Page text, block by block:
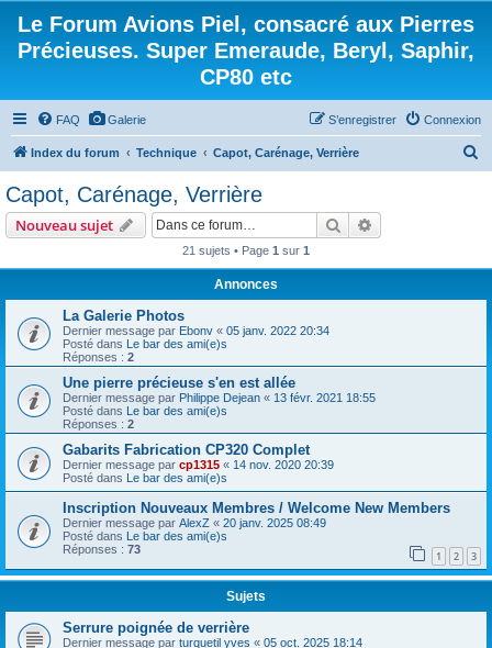
Le Forum Avions Piel, consacré aux Pierres
Précieuses. Super Emeraude, Beryl, Saphir,
CP80 etc
FAQ Galerie Connexion
S’enregistrer
Index du forum Technique Capot, Carénage, Verrière
Capot, Carénage, Verrière
Nouveau sujet Rechercher
21 sujets • Page 1 sur 1
Annonces
La Galerie Photos
Dernier message par Ebonv « 05 janv. 2022 20:34
Posté dans Le bar des ami(e)s
Réponses : 2
Une pierre précieuse s'en est allée
Dernier message par Philippe Dejean « 13 févr. 2021 18:55
Posté dans Le bar des ami(e)s
Réponses : 2
Gabarits Fabrication CP320 Complet
Dernier message par cp1315 « 14 nov. 2020 20:39
Posté dans Le bar des ami(e)s
Inscription Nouveaux Membres / Welcome New Members
Dernier message par AlexZ « 20 janv. 2025 08:49
Posté dans Le bar des ami(e)s
Réponses : 73 1 2 3
Sujets
Serrure poignée de verrière
Dernier message par turquetil yves « 05 oct. 2025 18:14